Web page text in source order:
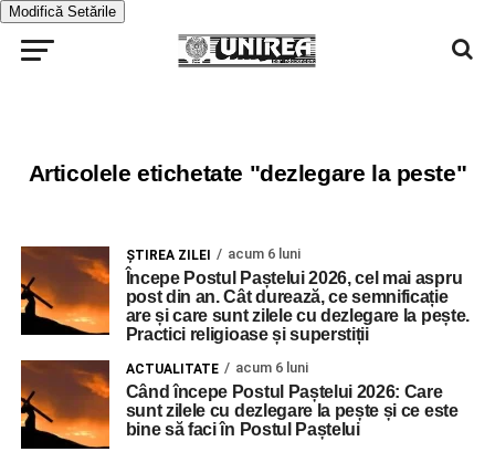
Modifică Setările
Articolele etichetate "dezlegare la peste"
ŞTIREA ZILEI acum 6 luni
Începe Postul Paștelui 2026, cel mai aspru
post din an. Cât durează, ce semnificație
are și care sunt zilele cu dezlegare la pește.
Practici religioase și superstiții
ACTUALITATE acum 6 luni
Când începe Postul Paștelui 2026: Care
sunt zilele cu dezlegare la pește și ce este
bine să faci în Postul Paștelui